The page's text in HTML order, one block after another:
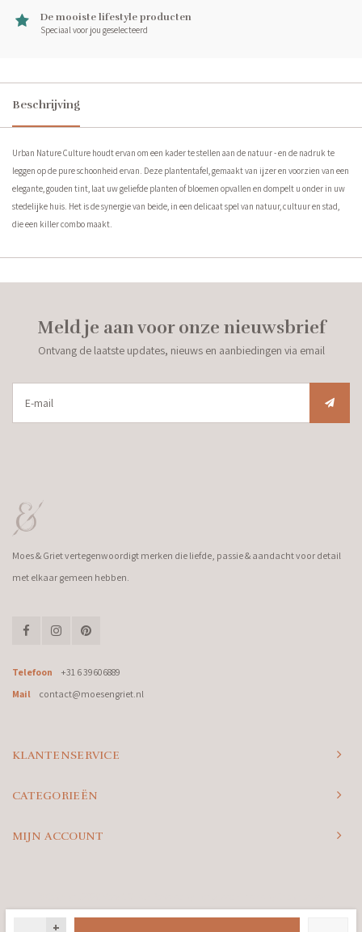
+
De mooiste lifestyle producten
Speciaal voor jou geselecteerd
Beschrijving
Urban Nature Culture houdt ervan om een kader te stellen aan de natuur - en de nadruk te
leggen op de pure schoonheid ervan. Deze plantentafel, gemaakt van ijzer en voorzien van een
elegante, gouden tint, laat uw geliefde planten of bloemen opvallen en dompelt u onder in uw
stedelijke huis. Het is de synergie van beide, in een delicaat spel van natuur, cultuur en stad,
die een killer combo maakt.
Meld je aan voor onze nieuwsbrief
Ontvang de laatste updates, nieuws en aanbiedingen via email
Moes & Griet vertegenwoordigt merken die liefde, passie & aandacht voor detail
met elkaar gemeen hebben.
Telefoon
+31 6 39606889
Mail
contact@moesengriet.nl
KLANTENSERVICE
CATEGORIEËN
MIJN ACCOUNT